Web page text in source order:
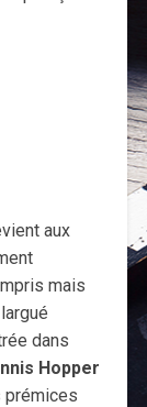
aux
mais
dans
Hopper
prémices